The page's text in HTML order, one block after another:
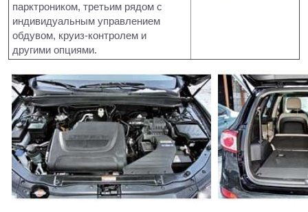
парктроником, третьим рядом с
индивидуальным управлением
обдувом, круиз-контролем и
другими опциями.